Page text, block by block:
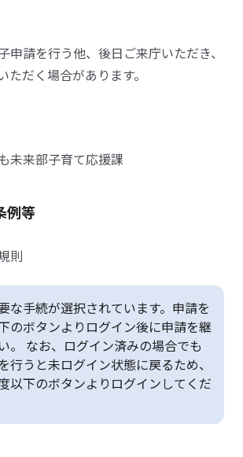
申請を行う他、後日ご来庁いただき、
ただく場合があります。
未来部子育て応援課
例等
則
な手続が選択されています。申請を
のボタンよりログイン後に申請を継
。 なお、ログイン済みの場合でも
行うと未ログイン状態に戻るため、
以下のボタンよりログインしてくだ